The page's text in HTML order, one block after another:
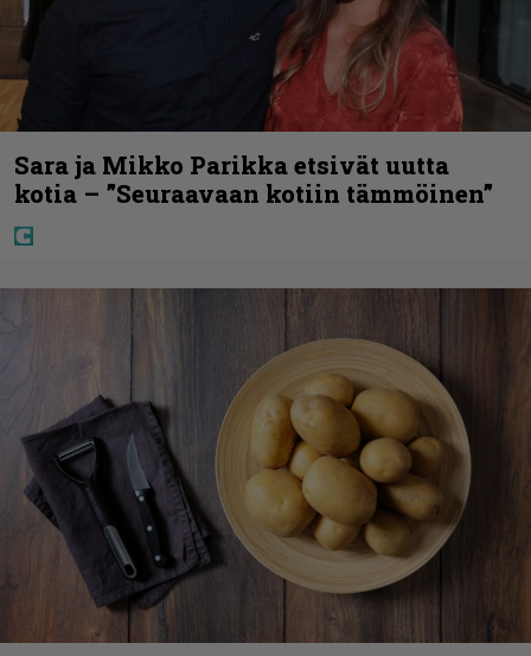
Sara ja Mikko Parikka etsivät uutta
kotia – ”Seuraavaan kotiin tämmöinen”